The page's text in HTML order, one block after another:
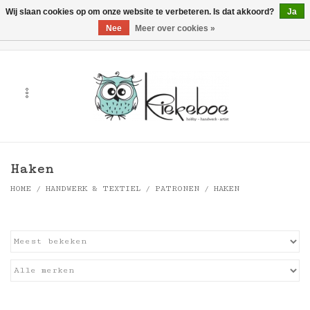
Haken
HOME / HANDWERK & TEXTIEL / PATRONEN / HAKEN
Wij slaan cookies op om onze website te verbeteren. Is dat akkoord?
Ja
Nee
Meer over cookies »